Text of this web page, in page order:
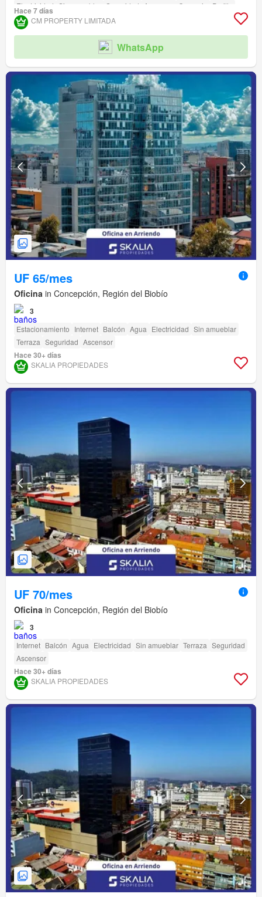
Electricidad Sin amueblar Seguridad Ascensor Conserje
Parilla
Acceso para personas con discapacidad
Hace 7 días
CM PROPERTY LIMITADA
WhatsApp
UF 65/mes
Oficina in Concepción, Región del Biobío
3
Estacionamiento Internet Balcón Agua Electricidad Sin amueblar
Terraza Seguridad Ascensor
Hace 30+ días
SKALIA PROPIEDADES
UF 70/mes
Oficina in Concepción, Región del Biobío
3
Internet Balcón Agua Electricidad Sin amueblar Terraza Seguridad
Ascensor
Hace 30+ días
SKALIA PROPIEDADES